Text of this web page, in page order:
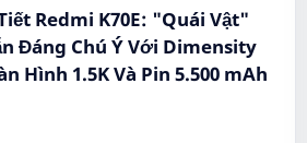
Redmi K70E: "Quái Vật"
Đáng Chú Ý Với Dimensity
Hình 1.5K Và Pin 5.500 mAh